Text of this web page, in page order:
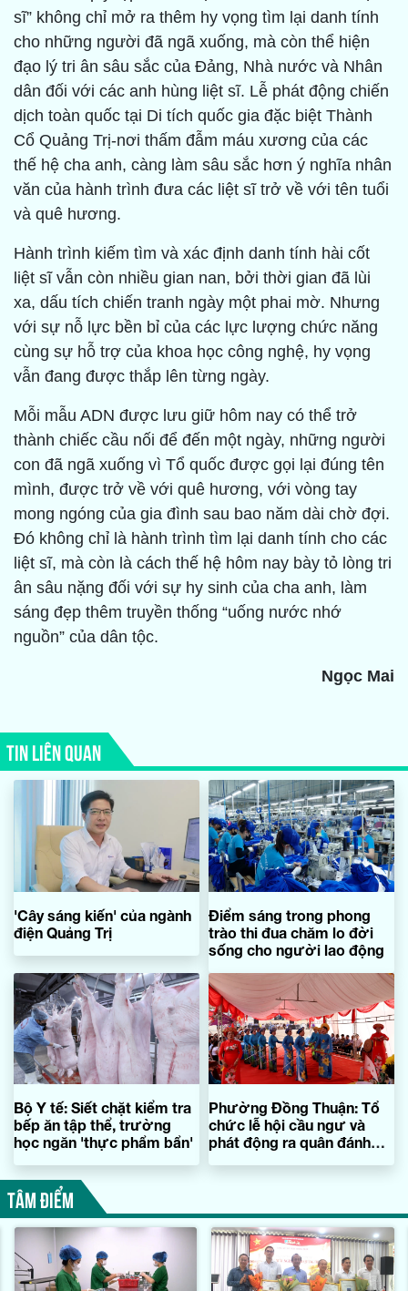
sĩ” không chỉ mở ra thêm hy vọng tìm lại danh tính
cho những người đã ngã xuống, mà còn thể hiện
đạo lý tri ân sâu sắc của Đảng, Nhà nước và Nhân
dân đối với các anh hùng liệt sĩ. Lễ phát động chiến
dịch toàn quốc tại Di tích quốc gia đặc biệt Thành
Cổ Quảng Trị-nơi thấm đẫm máu xương của các
thế hệ cha anh, càng làm sâu sắc hơn ý nghĩa nhân
văn của hành trình đưa các liệt sĩ trở về với tên tuổi
và quê hương.
Hành trình kiếm tìm và xác định danh tính hài cốt
liệt sĩ vẫn còn nhiều gian nan, bởi thời gian đã lùi
xa, dấu tích chiến tranh ngày một phai mờ. Nhưng
với sự nỗ lực bền bỉ của các lực lượng chức năng
cùng sự hỗ trợ của khoa học công nghệ, hy vọng
vẫn đang được thắp lên từng ngày.
Mỗi mẫu ADN được lưu giữ hôm nay có thể trở
thành chiếc cầu nối để đến một ngày, những người
con đã ngã xuống vì Tổ quốc được gọi lại đúng tên
mình, được trở về với quê hương, với vòng tay
mong ngóng của gia đình sau bao năm dài chờ đợi.
Đó không chỉ là hành trình tìm lại danh tính cho các
liệt sĩ, mà còn là cách thế hệ hôm nay bày tỏ lòng tri
ân sâu nặng đối với sự hy sinh của cha anh, làm
sáng đẹp thêm truyền thống “uống nước nhớ
nguồn” của dân tộc.
Ngọc Mai
TIN LIÊN QUAN
'Cây sáng kiến' của ngành
điện Quảng Trị
Điểm sáng trong phong
trào thi đua chăm lo đời
sống cho người lao động
Bộ Y tế: Siết chặt kiểm tra
bếp ăn tập thể, trường
học ngăn 'thực phẩm bẩn'
Phường Đồng Thuận: Tổ
chức lễ hội cầu ngư và
phát động ra quân đánh
TÂM ĐIỂM